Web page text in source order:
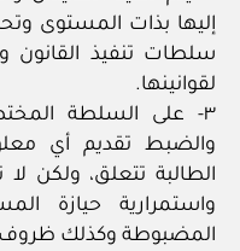
إليها بذات المستوى
سلطات تنفيذ القانون
لقوانينها.
٣- على السلطة
والضبط تقديم أي
الطالبة تتعلق، ولكن
واستمرارية حيازة
المضبوطة وكذلك